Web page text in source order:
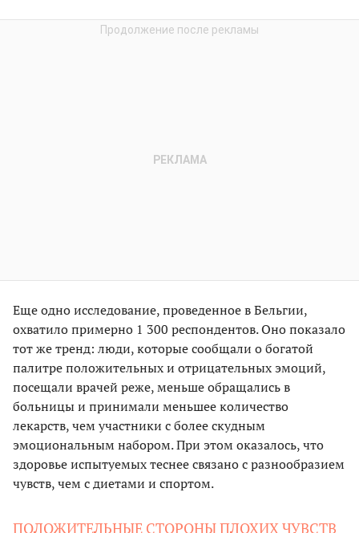
Еще одно исследование, проведенное в Бельгии,
охватило примерно 1 300 респондентов. Оно показало
тот же тренд: люди, которые сообщали о богатой
палитре положительных и отрицательных эмоций,
посещали врачей реже, меньше обращались в
больницы и принимали меньшее количество
лекарств, чем участники с более скудным
эмоциональным набором. При этом оказалось, что
здоровье испытуемых теснее связано с разнообразием
чувств, чем с диетами и спортом.
ПОЛОЖИТЕЛЬНЫЕ СТОРОНЫ ПЛОХИХ ЧУВСТВ